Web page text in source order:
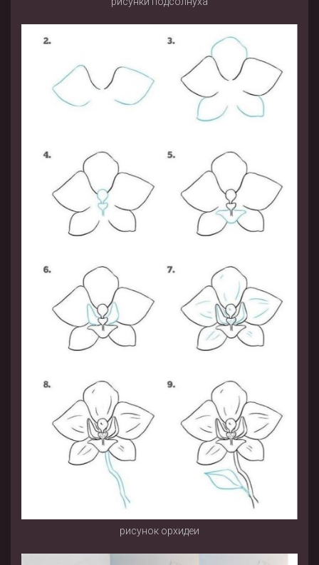
рисунок орхидеи